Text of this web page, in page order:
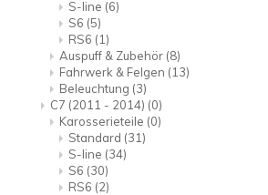
S-line (6)
S6 (5)
RS6 (1)
Auspuff & Zubehör (8)
Fahrwerk & Felgen (13)
Beleuchtung (3)
C7 (2011 - 2014) (0)
Karosserieteile (0)
Standard (31)
S-line (34)
S6 (30)
RS6 (2)